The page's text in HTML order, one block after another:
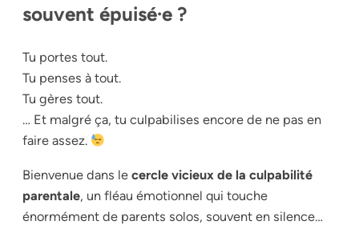
souvent épuisé·e ?
Tu portes tout.
Tu penses à tout.
Tu gères tout.
… Et malgré ça, tu culpabilises encore de ne pas en
faire assez.
Bienvenue dans le cercle vicieux de la culpabilité
parentale, un fléau émotionnel qui touche
énormément de parents solos, souvent en silence…